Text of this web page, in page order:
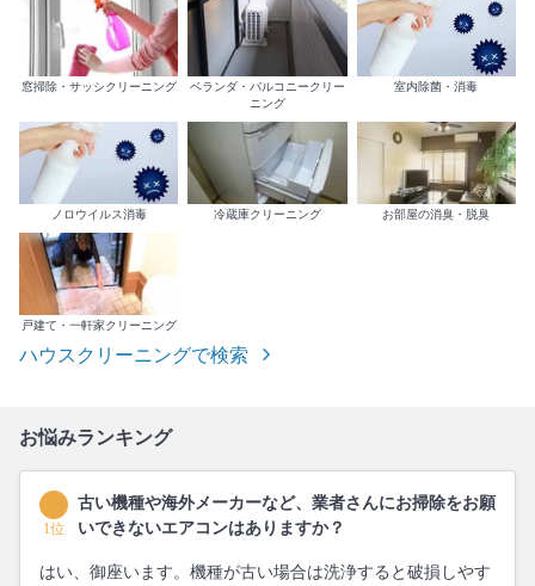
窓掃除・サッシクリーニング
ベランダ・バルコニークリー
ニング
室内除菌・消毒
ノロウイルス消毒 冷蔵庫クリーニング お部屋の消臭・脱臭
戸建て・一軒家クリーニング
ハウスクリーニングで検索
お悩みランキング
1位
古い機種や海外メーカーなど、業者さんにお掃除をお願
いできないエアコンはありますか？
はい、御座います。機種が古い場合は洗浄すると破損しやす